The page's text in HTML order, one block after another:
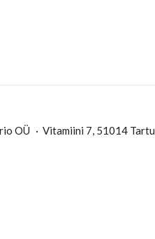
OÜ Vitamiini 7, 51014 Tartu